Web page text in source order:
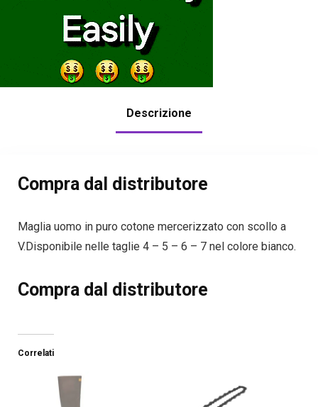
Descrizione
Compra dal distributore
Maglia uomo in puro cotone mercerizzato con scollo a
V.Disponibile nelle taglie 4 – 5 – 6 – 7 nel colore bianco.
Compra dal distributore
Correlati